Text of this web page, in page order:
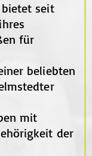
bietet seit
für
beliebten
mit
der